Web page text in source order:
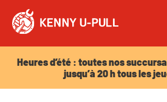
Heures d’été : toutes nos
jusqu’à 20 h tous les